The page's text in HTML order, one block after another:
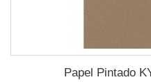
Papel Pintado